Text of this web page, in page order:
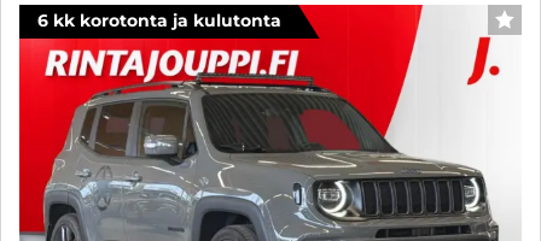
6 kk korotonta ja kulutonta